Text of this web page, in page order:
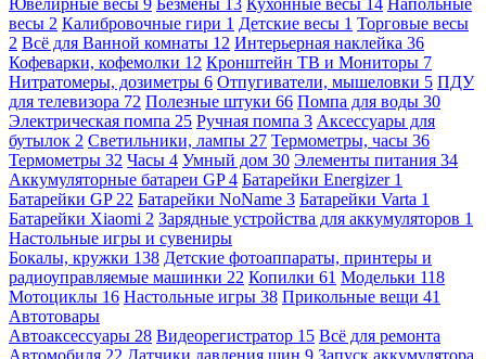
весы 2 Калибровочные гири 1 Детские весы 1 Торговые весы
2 Всё для Ванной комнаты 12 Интерьерная наклейка 36
Кофеварки, кофемолки 12 Кронштейн ТВ и Мониторы 7
Нитратомеры, дозиметры 6 Отпугиватели, мышеловки 5 ПДУ
для телевизора 72 Полезные штуки 66 Помпа для воды 30
Электрическая помпа 25 Ручная помпа 3 Аксессуары для
бутылок 2 Светильники, лампы 27 Термометры, часы 36
Термометры 32 Часы 4 Умный дом 30 Элементы питания 34
Аккумуляторные батареи GP4 Батарейки Energizer 1
Батарейки GP 22 Батарейки NoName 3 Батарейки Varta 1
Батарейки Xiaomi 2 Зарядные устройства для аккумуляторов 1
Настольные игры и сувениры
Бокалы, кружки 138 Детские фотоаппараты, принтеры и
радиоуправляемые машинки 22 Копилки 61 Модельки 118
Мотоциклы 16 Настольные игры 38 Прикольные вещи 41
Автотовары
Автоаксессуары 28 Видеорегистратор 15 Всё для ремонта
Автомобиля 22 Датчики давления шин 9 Запуск аккумулятора